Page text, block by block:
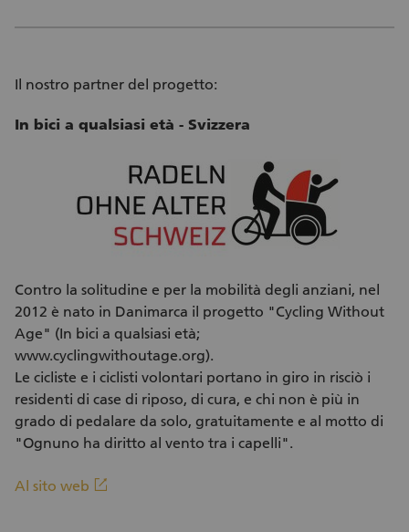
Il nostro partner del progetto:
In bici a qualsiasi età - Svizzera
Contro la solitudine e per la mobilità degli anziani, nel
2012 è nato in Danimarca il progetto "Cycling Without
Age" (In bici a qualsiasi età;
www.cyclingwithoutage.org).
Le cicliste e i ciclisti volontari portano in giro in risciò i
residenti di case di riposo, di cura, e chi non è più in
grado di pedalare da solo, gratuitamente e al motto di
"Ognuno ha diritto al vento tra i capelli".
Al sito web linkout